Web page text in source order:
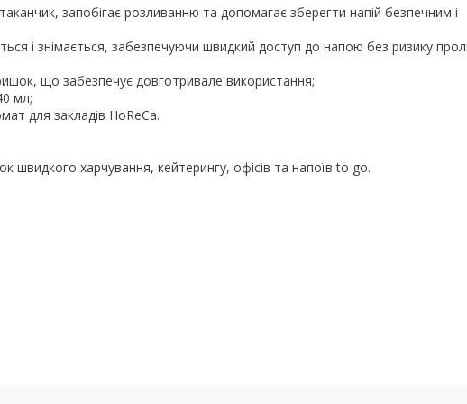
запобігає розливанню та допомагає зберегти напій безпечним і
і знімається, забезпечуючи швидкий доступ до напою без ризику
що забезпечує довготривале використання;
мл;
для закладів HoReCa.
швидкого харчування, кейтерингу, офісів та напоїв to go.